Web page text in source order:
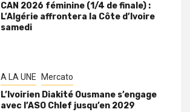
CAN 2026 féminine (1/4 de finale) :
L’Algérie affrontera la Côte d’Ivoire
samedi
A LA UNE Mercato
L’Ivoirien Diakité Ousmane s’engage
avec l’ASO Chlef jusqu’en 2029